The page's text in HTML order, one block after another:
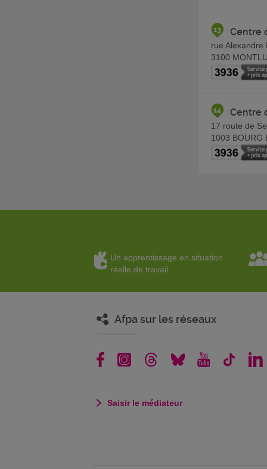
Centre
rue Alexandre
3100
Centre
17 route de
1003 BOURG
Un apprentissage en situation
réelle de travail
Afpa sur les réseaux
Saisir le médiateur